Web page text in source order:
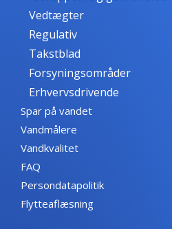
Vedtægter
Regulativ
Takstblad
Forsyningsområder
Erhvervsdrivende
Spar på vandet
Vandmålere
Vandkvalitet
FAQ
Persondatapolitik
Flytteaflæsning